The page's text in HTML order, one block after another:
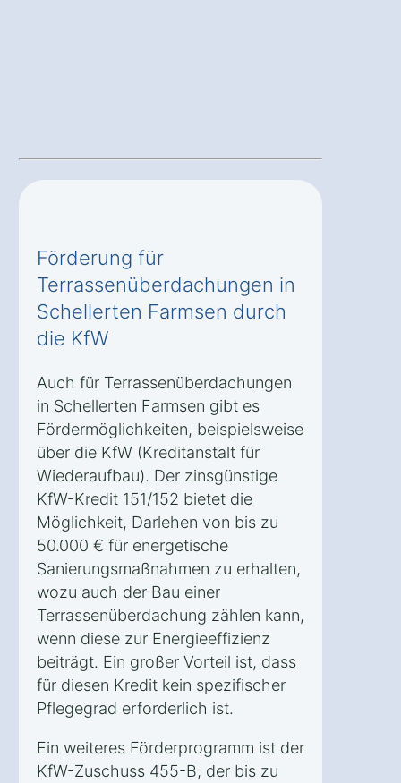
Förderung für
Terrassenüberdachungen in
Schellerten Farmsen durch
die KfW
Auch für Terrassenüberdachungen
in Schellerten Farmsen gibt es
Fördermöglichkeiten, beispielsweise
über die KfW (Kreditanstalt für
Wiederaufbau). Der zinsgünstige
KfW-Kredit 151/152 bietet die
Möglichkeit, Darlehen von bis zu
50.000 € für energetische
Sanierungsmaßnahmen zu erhalten,
wozu auch der Bau einer
Terrassenüberdachung zählen kann,
wenn diese zur Energieeffizienz
beiträgt. Ein großer Vorteil ist, dass
für diesen Kredit kein spezifischer
Pflegegrad erforderlich ist.
Ein weiteres Förderprogramm ist der
KfW-Zuschuss 455-B, der bis zu